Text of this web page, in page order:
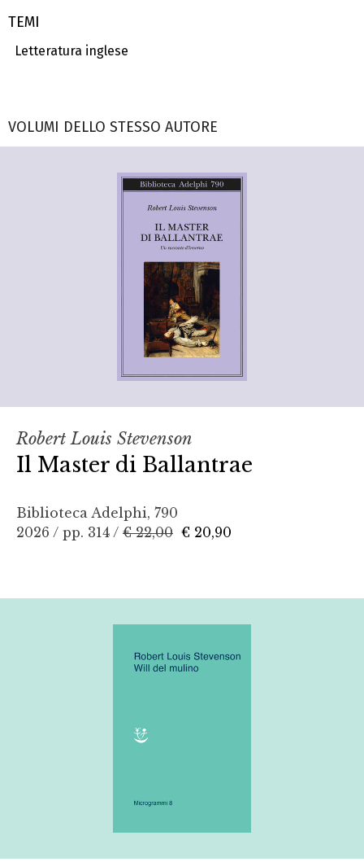
TEMI
Letteratura inglese
VOLUMI DELLO STESSO AUTORE
Robert Louis Stevenson
Il Master di Ballantrae
Biblioteca Adelphi, 790
2026 / pp. 314 / € 22,00 € 20,90